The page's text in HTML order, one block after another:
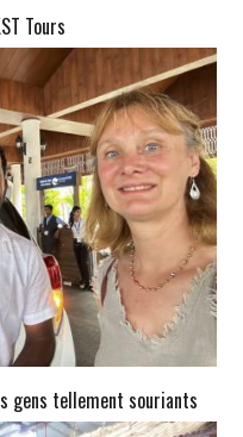
Tours
gens tellement souriants